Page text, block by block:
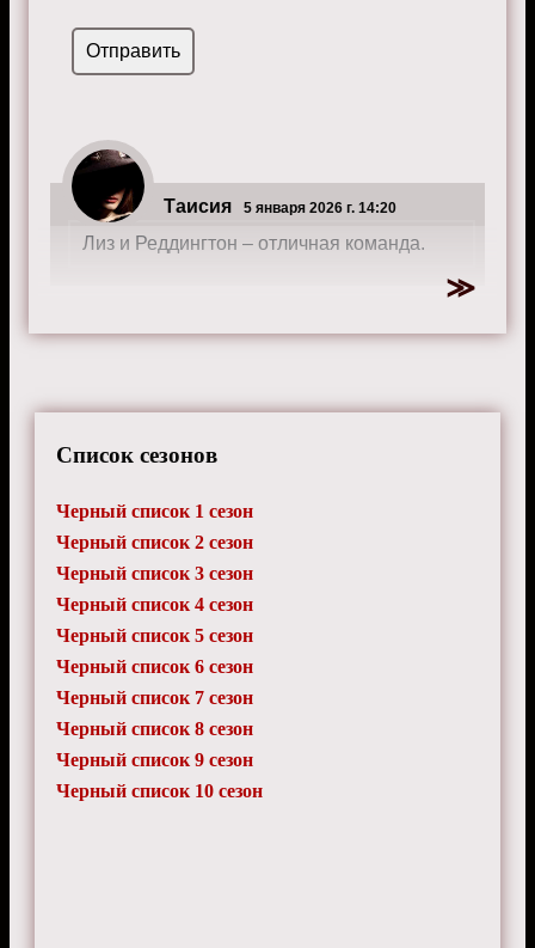
Таисия 5 января 2026 г. 14:20
Лиз и Реддингтон – отличная команда.
Список сезонов
Черный список 1 сезон
Черный список 2 сезон
Черный список 3 сезон
Черный список 4 сезон
Черный список 5 сезон
Черный список 6 сезон
Черный список 7 сезон
Черный список 8 сезон
Черный список 9 сезон
Черный список 10 сезон